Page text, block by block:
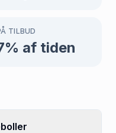
TILBUD
% af tiden